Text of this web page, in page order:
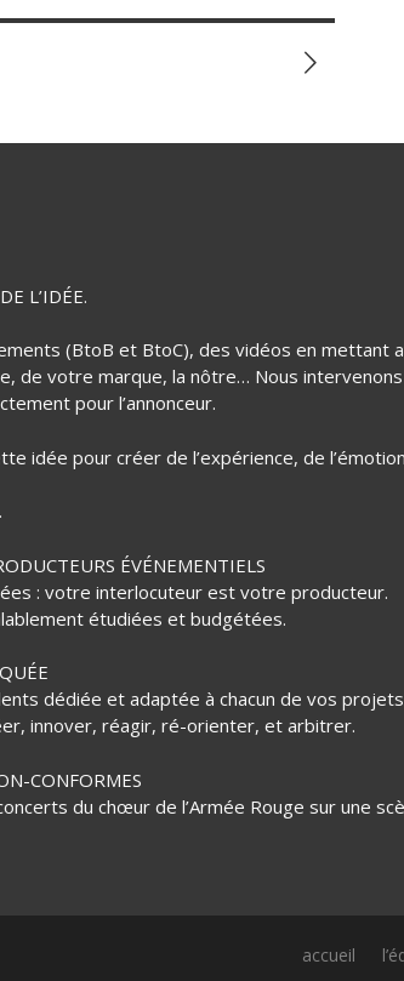
L’IDÉE.
(BtoB et BtoC), des vidéos en mettant
de votre marque, la nôtre… Nous intervenons
pour l’annonceur.
idée pour créer de l’expérience, de
ÉVÉNEMENTIELS
: votre interlocuteur est votre producteur.
étudiées et budgétées.
dédiée et adaptée à chacun de vos
innover, réagir, ré-orienter, et arbitrer.
CONFORMES
du chœur de l’Armée Rouge sur une
accueil